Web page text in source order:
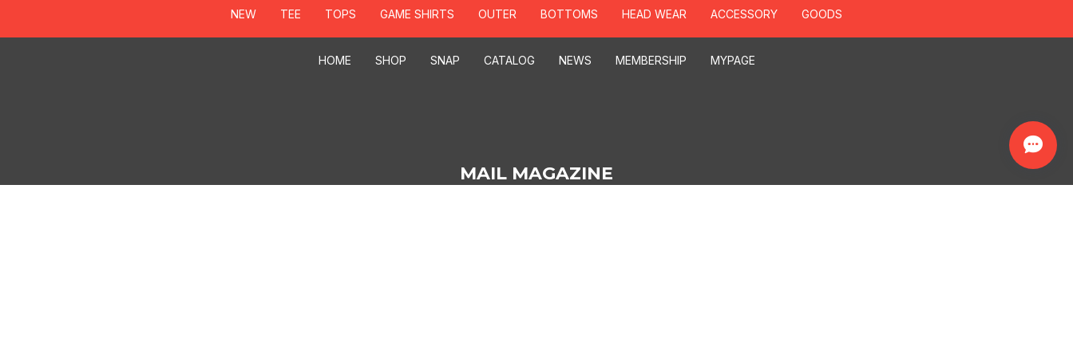
NEW TEE TOPS GAME SHIRTS OUTER BOTTOMS HEAD WEAR ACCESSORY GOODS
HOME SHOP SNAP CATALOG NEWS MEMBERSHIP MYPAGE
MAIL MAGAZINE